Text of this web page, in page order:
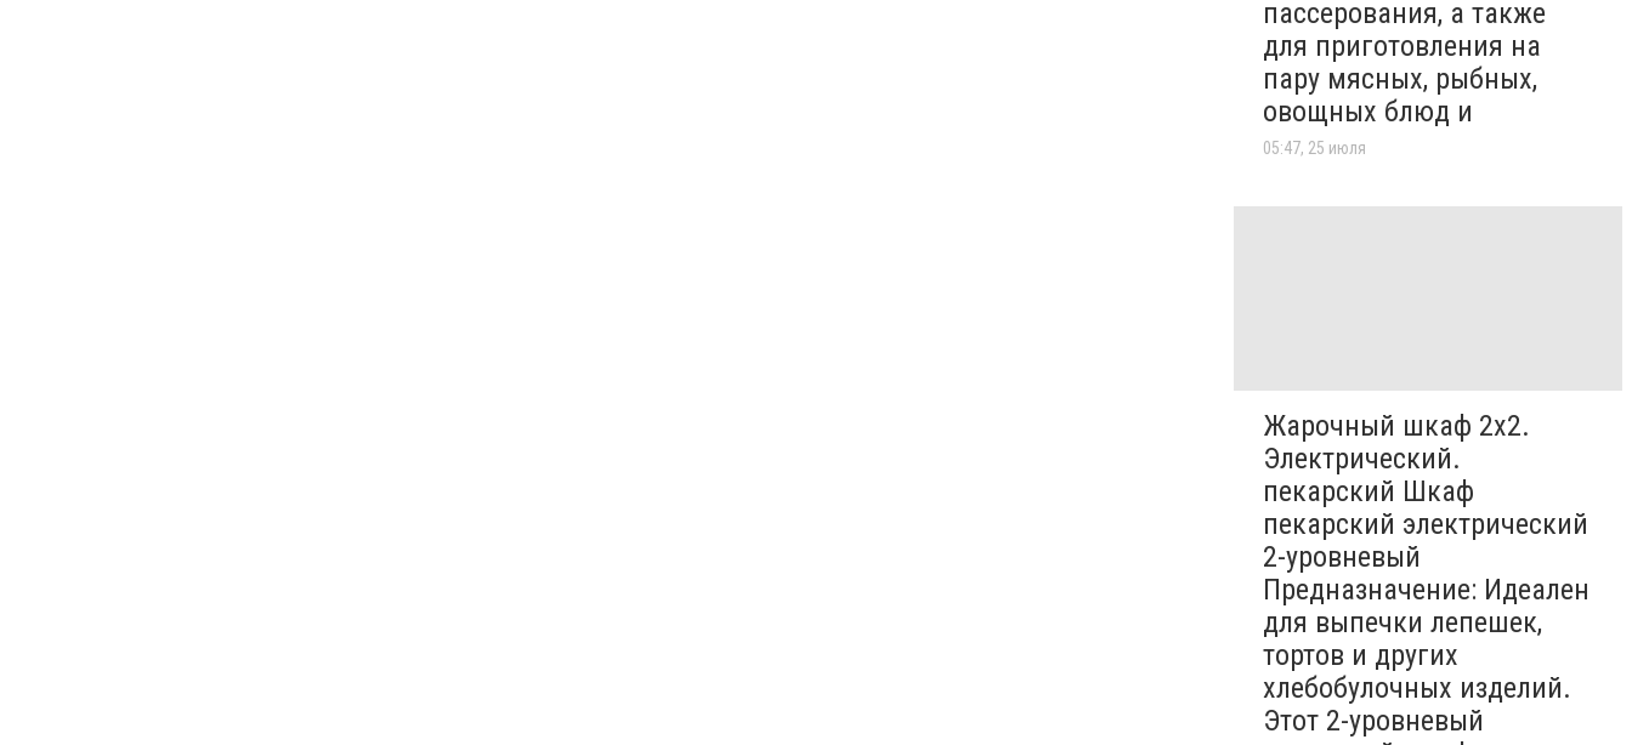
пассерования, а также
для приготовления на
пару мясных, рыбных,
овощных блюд и
05:47, 25 июля
Жарочный шкаф 2х2.
Электрический.
пекарский Шкаф
пекарский электрический
2-уровневый
Предназначение: Идеален
для выпечки лепешек,
тортов и других
хлебобулочных изделий.
Этот 2-уровневый